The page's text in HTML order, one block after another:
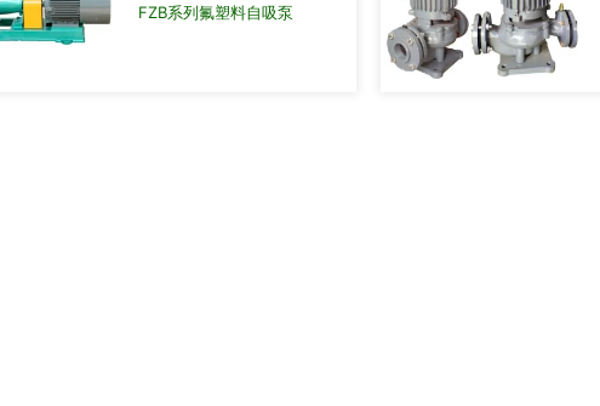
FZB系列氟塑料自吸泵